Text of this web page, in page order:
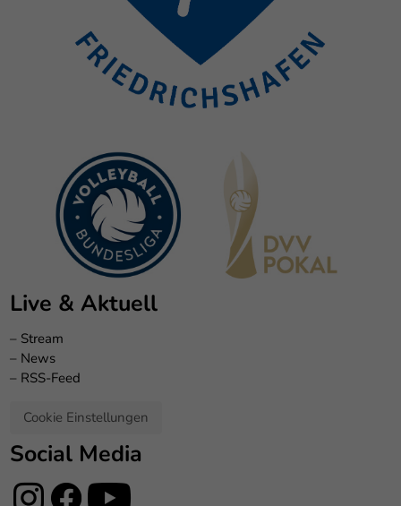
Live & Aktuell
– Stream
– News
– RSS-Feed
Cookie Einstellungen
Social Media